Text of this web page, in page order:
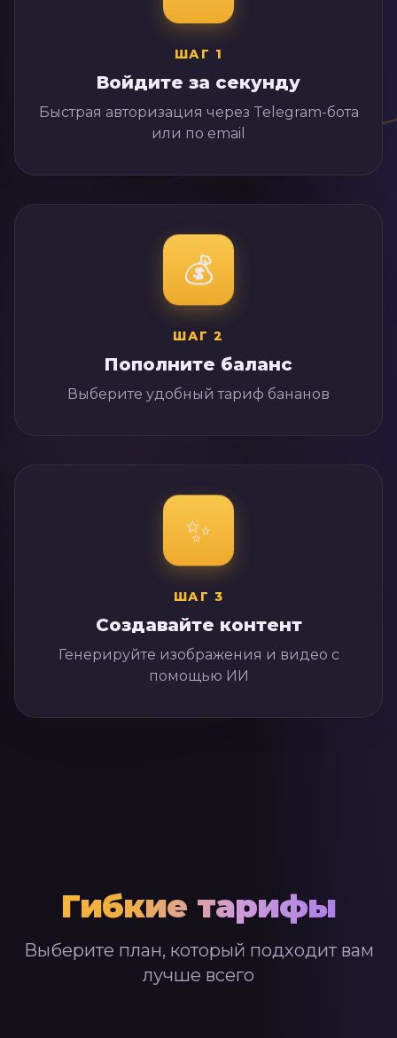
ШАГ 1
Войдите за секунду
Быстрая авторизация через Telegram-бота
или по email
💰
ШАГ2
Пополните баланс
Выберите удобный тариф бананов
✨
ШАГ 3
Создавайте контент
Генерируйте изображения и видео с
помощью ИИ
Гибкие тарифы
Выберите план, который подходит вам
лучше всего